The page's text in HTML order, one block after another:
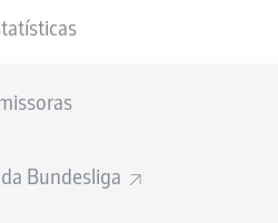
Bundesliga